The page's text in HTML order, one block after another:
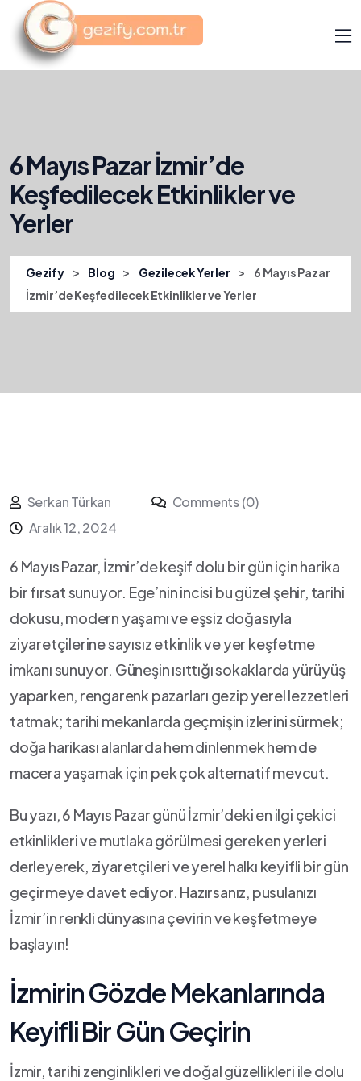
6 Mayıs Pazar İzmir’de
Keşfedilecek Etkinlikler ve
Yerler
Gezify > Blog > Gezilecek Yerler >
6 Mayıs Pazar
İzmir’de Keşfedilecek Etkinlikler ve Yerler
Serkan Türkan
Comments (0)
Aralık 12, 2024
6‍ Mayıs Pazar, İzmir’de keşif dolu ‍bir ⁣gün için harika
bir⁤ fırsat sunuyor. Ege’nin incisi bu güzel şehir, tarihi
⁢dokusu, modern yaşamı ve eşsiz doğasıyla
ziyaretçilerine ​sayısız etkinlik ve yer keşfetme
imkanı sunuyor. Güneşin ısıttığı ⁤sokaklarda yürüyüş
yaparken, ⁢rengarenk pazarları ⁣gezip‍ yerel lezzetleri
tatmak; tarihi mekanlarda geçmişin izlerini⁢ sürmek;
doğa harikası ‌alanlarda hem dinlenmek ‌hem ⁢de
macera yaşamak‌ için pek çok alternatif mevcut.
Bu ​yazı, 6 ​Mayıs Pazar günü İzmir’deki en ilgi çekici
etkinlikleri ve mutlaka⁣ görülmesi gereken yerleri
derleyerek, ziyaretçileri ve⁢ yerel halkı keyifli bir gün​
geçirmeye davet ediyor. ‌Hazırsanız, pusulanızı
İzmir’in⁤ renkli⁤ dünyasına çevirin ve‌ keşfetmeye
başlayın!
İzmirin ⁤Gözde Mekanlarında
Keyifli⁣ Bir Gün ‌Geçirin
İzmir,⁣ tarihi ⁣zenginlikleri ve doğal güzellikleri ile dolu‍